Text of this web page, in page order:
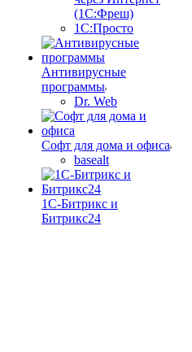
(1С:Фреш)
1С:Просто
Антивирусные
программы
Dr. Web
Софт для дома и офиса
basealt
1С-Битрикс и
Битрикс24